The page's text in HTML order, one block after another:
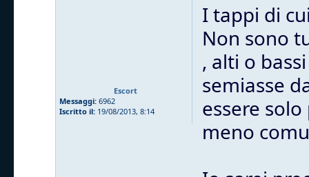
Escort
Messaggi: 6962
Iscritto il: 19/08/2013, 8:14
I tappi di
Non sono
, alti o
semiasse
essere
meno